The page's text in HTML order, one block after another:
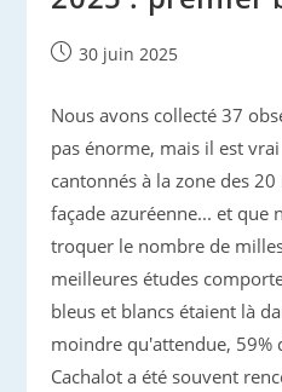
Publication
30 juin 2025
Nous avons collecté 37
pas énorme, mais il est
cantonnés à la zone des
façade azuréenne... et que
troquer le nombre de
meilleures études
bleus et blancs étaient là
moindre qu'attendue, 59%
Cachalot a été souvent